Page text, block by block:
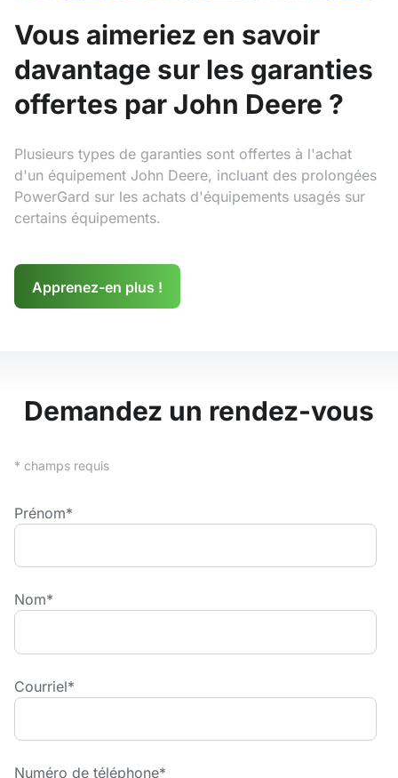
Vous aimeriez en savoir
davantage sur les garanties
offertes par John Deere ?
Plusieurs types de garanties sont offertes à l'achat
d'un équipement John Deere, incluant des prolongées
PowerGard sur les achats d'équipements usagés sur
certains équipements.
Apprenez-en plus !
Demandez un rendez-vous
* champs requis
Prénom*
Nom*
Courriel*
Numéro de téléphone*